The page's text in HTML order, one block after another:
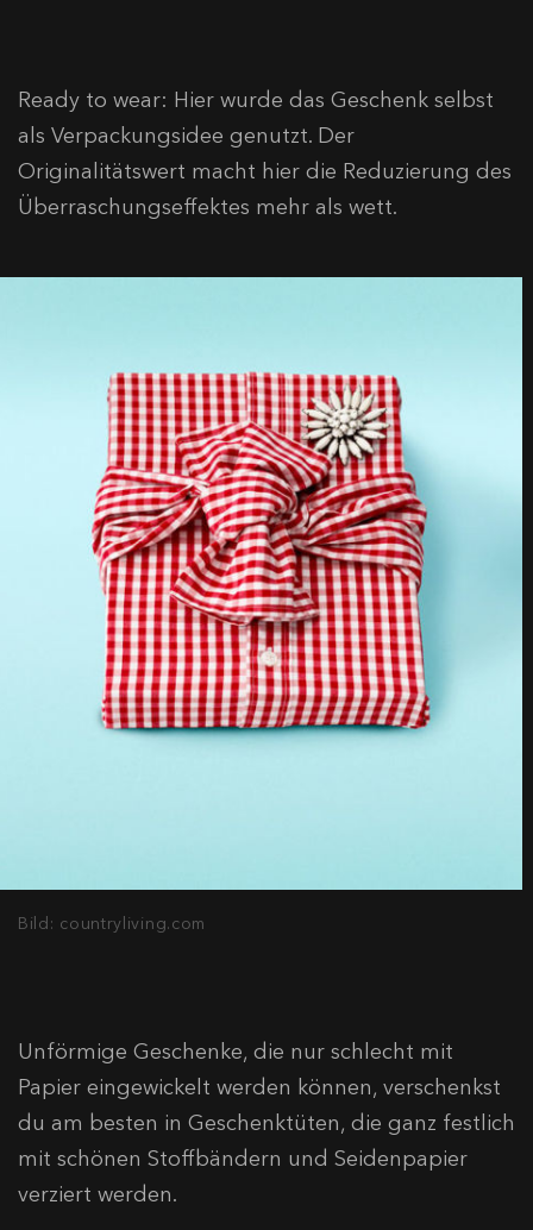
Ready to wear: Hier wurde das Geschenk selbst
als Verpackungsidee genutzt. Der
Originalitätswert macht hier die Reduzierung des
Überraschungseffektes mehr als wett.
Bild: countryliving.com
Unförmige Geschenke, die nur schlecht mit
Papier eingewickelt werden können, verschenkst
du am besten in Geschenktüten, die ganz festlich
mit schönen Stoffbändern und Seidenpapier
verziert werden.